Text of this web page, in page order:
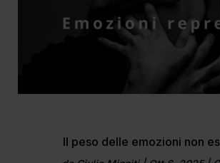
Il peso delle emozioni non